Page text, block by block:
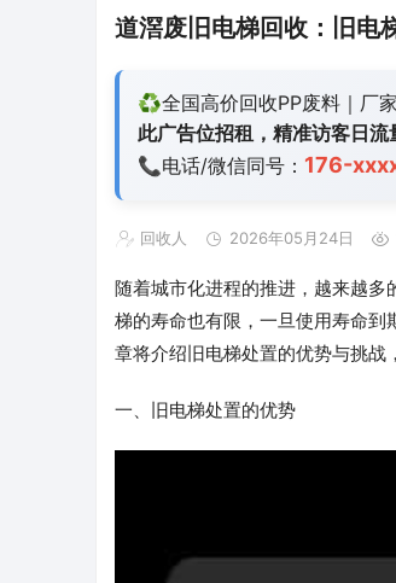
道滘废旧电梯回收：旧电
♻️全国高价回收PP废料｜厂
此广告位招租，精准访客日
📞电话/微信同号： 176-
回收人 2026年05月24日
随着城市化进程的推进，越来越
梯的寿命也有限，一旦使用寿命
章将介绍旧电梯处置的优势与挑战
一、旧电梯处置的优势